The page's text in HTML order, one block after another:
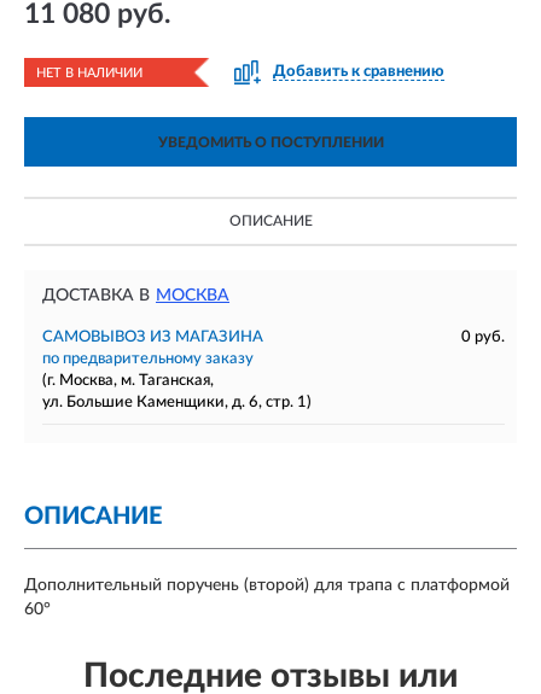
11 080 руб.
НЕТ В НАЛИЧИИ Добавить к сравнению
УВЕДОМИТЬ О ПОСТУПЛЕНИИ
ОПИСАНИЕ
ДОСТАВКА В МОСКВА
САМОВЫВОЗ ИЗ МАГАЗИНА
0 руб.
по предварительному заказу
(г. Москва, м. Таганская,
ул. Большие Каменщики, д. 6, стр. 1)
ОПИСАНИЕ
Дополнительный поручень (второй) для трапа с платформой
60°
Последние отзывы или